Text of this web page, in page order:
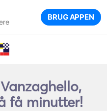
BRUG APPEN
få minutter!